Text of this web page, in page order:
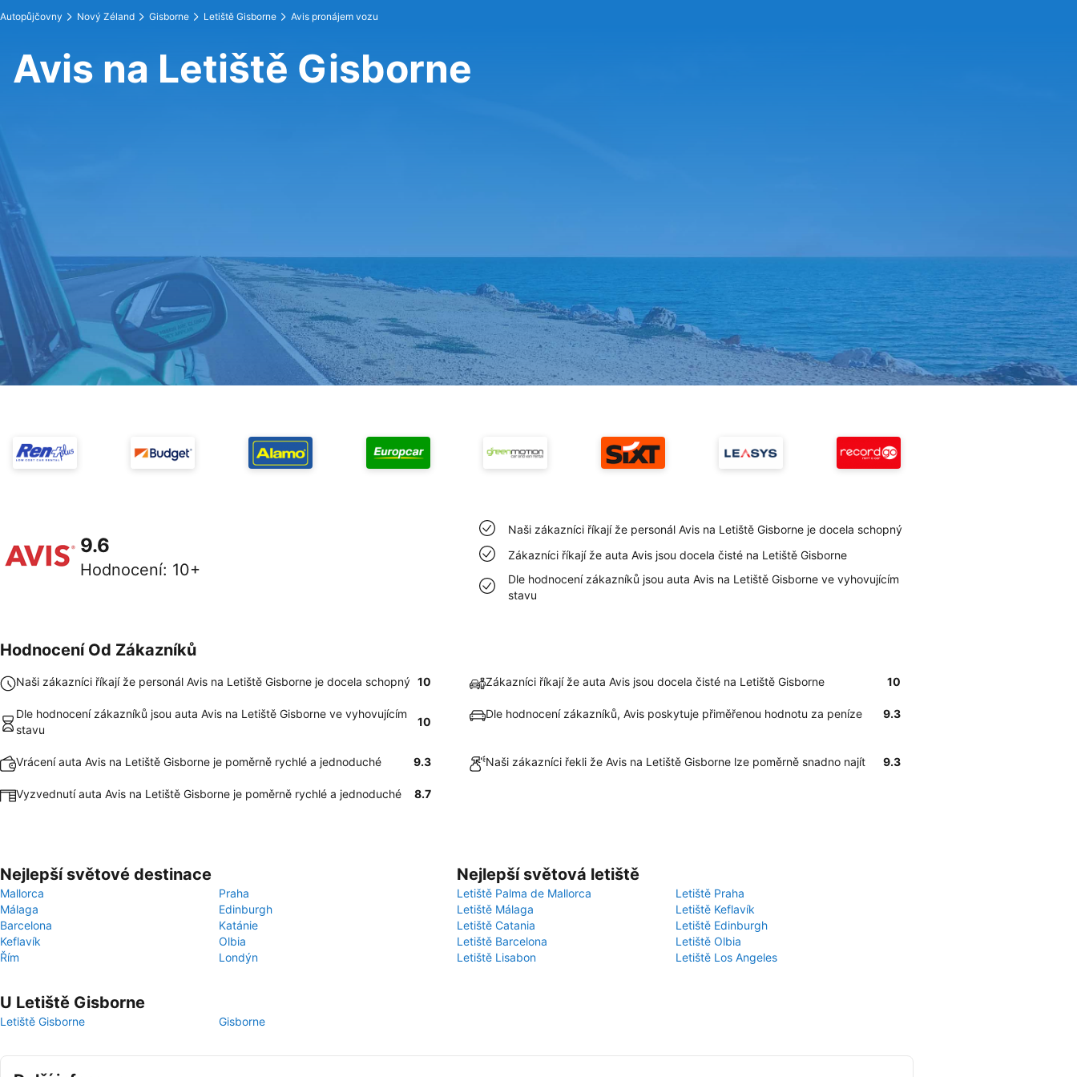
Autopůjčovny Nový Zéland Gisborne Letiště Gisborne Avis pronájem vozu
Avis na Letiště Gisborne
9.6
Hodnocení: 10+
Naši zákazníci říkají že personál Avis na Letiště Gisborne je docela schopný
Zákazníci říkají že auta Avis jsou docela čisté na Letiště Gisborne
Dle hodnocení zákazníků jsou auta Avis na Letiště Gisborne ve vyhovujícím
stavu
Hodnocení Od Zákazníků
Naši zákazníci říkají že personál Avis na Letiště Gisborne je docela schopný 10 Zákazníci říkají že auta Avis jsou docela čisté na Letiště Gisborne 10
Dle hodnocení zákazníků jsou auta Avis na Letiště Gisborne ve vyhovujícím
stavu
10
Dle hodnocení zákazníků, Avis poskytuje přiměřenou hodnotu za peníze 9.3
Vrácení auta Avis na Letiště Gisborne je poměrně rychlé a jednoduché 9.3 Naši zákazníci řekli že Avis na Letiště Gisborne lze poměrně snadno najít 9.3
Vyzvednutí auta Avis na Letiště Gisborne je poměrně rychlé a jednoduché 8.7
Nejlepší světové destinace
Mallorca
Praha
Málaga
Edinburgh
Barcelona
Katánie
Keflavík
Olbia
Řím
Londýn
Nejlepší světová letiště
Letiště Palma de Mallorca
Letiště Praha
Letiště Málaga
Letiště Keflavík
Letiště Catania
Letiště Edinburgh
Letiště Barcelona
Letiště Olbia
Letiště Lisabon
Letiště Los Angeles
U Letiště Gisborne
Letiště Gisborne Gisborne